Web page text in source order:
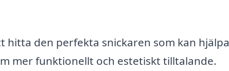
den perfekta snickaren som kan hjälpa
mer funktionellt och estetiskt tilltalande.